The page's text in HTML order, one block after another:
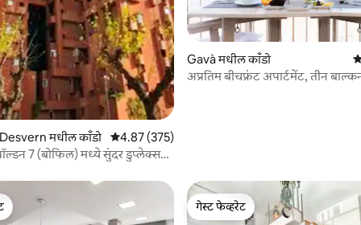
रिव्ह्यूज
मधील काँडो 5 पैकी 4.87 सरासरी रेटिंग, 375 रिव्ह्यूज
4.87 (375)
वॉल्डन 7 (बोफिल) मध्ये सुंदर डुप्लेक्स
Gavà मधील काँडो
अप्रतिम बीचफ्रंट अपार्टमेंट, तीन
गेस्ट फेव्हरेट
गेस्ट फेव्हरेट